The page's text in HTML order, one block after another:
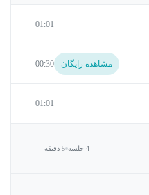
01:01
مشاهده رایگان 00:30
01:01
4 جلسه 5 دقیقه